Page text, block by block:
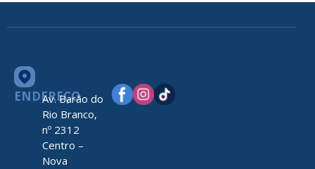
ENDEREÇO
Av. Barão do
Rio Branco,
nº 2312
Centro –
Nova